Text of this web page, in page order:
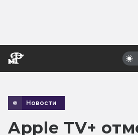
Новости
Apple TV+